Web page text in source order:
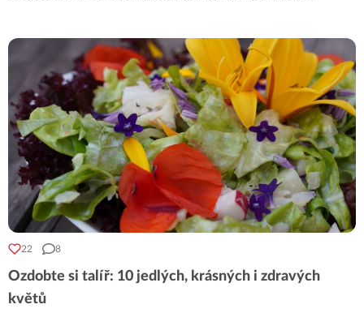
22 8
Ozdobte si talíř: 10 jedlých, krásných i zdravých
květů